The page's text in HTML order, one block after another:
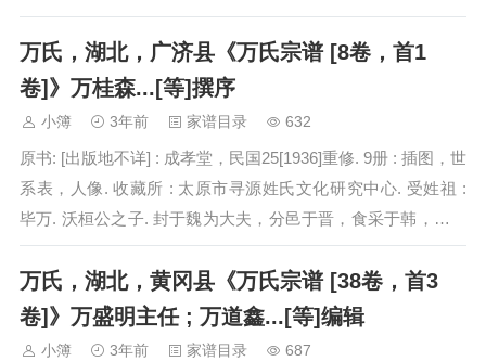
缺世系卷之卷一，…
万氏，湖北，广济县《万氏宗谱 [8卷，首1
卷]》万桂森...[等]撰序
小簿 3年前 家谱目录 632
原书: [出版地不详] : 成孝堂，民国25[1936]重修. 9册 : 插图，世
系表，人像. 收藏所 : 太原市寻源姓氏文化研究中心. 受姓祖 :
毕万. 沃桓公之子. 封于魏为大夫，分邑于晋，食采于韩，因而
赐姓. 受氏为万氏. 远祖 :…
万氏，湖北，黄冈县《万氏宗谱 [38卷，首3
卷]》万盛明主任 ; 万道鑫...[等]编辑
小簿 3年前 家谱目录 687